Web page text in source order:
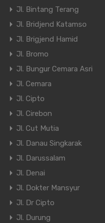
Jl. Bintang Terang
Jl. Bridjend Katamso
Jl. Brigjend Hamid
Jl. Bromo
Jl. Bungur Cemara Asri
Jl. Cemara
Jl. Cipto
Jl. Cirebon
Jl. Cut Mutia
Jl. Danau Singkarak
Jl. Darussalam
Jl. Denai
Jl. Dokter Mansyur
Jl. Dr Cipto
Jl. Durung